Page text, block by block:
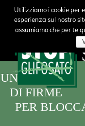
UN MILIONE
DI FIRME
PER
Utilizziamo i cookie per
esperienza sul nostro
assumiamo che per te